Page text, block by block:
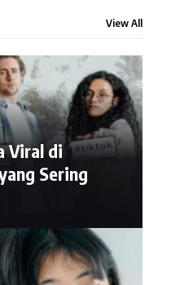
View All
Viral di
Sering